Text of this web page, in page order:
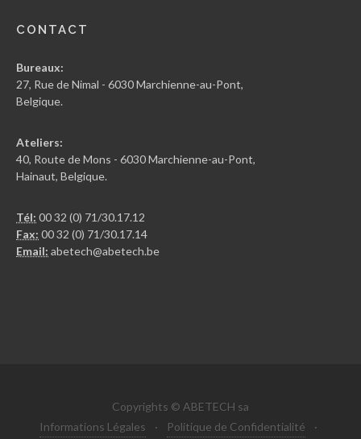
CONTACT
Bureaux:
27, Rue de Nimal - 6030 Marchienne-au-Pont,
Belgique.
Ateliers:
40, Route de Mons - 6030 Marchienne-au-Pont,
Hainaut, Belgique.
Tél: 00 32 (0) 71/30.17.12
Fax: 00 32 (0) 71/30.17.14
Email: abetech@abetech.be
Copyrights © ABETECH sa
Informations Légales
· Politique de Confidentialité ·